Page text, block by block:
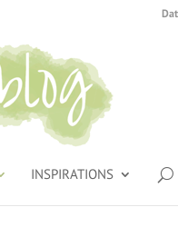
INSPIRATIONS